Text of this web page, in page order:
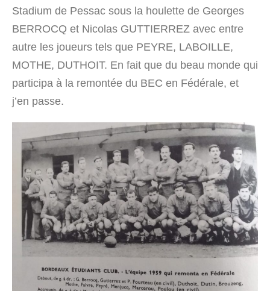
Stadium de Pessac sous la houlette de Georges
BERROCQ et Nicolas GUTTIERREZ avec entre
autre les joueurs tels que PEYRE, LABOILLE,
MOTHE, DUTHOIT. En fait que du beau monde qui
participa à la remontée du BEC en Fédérale, et
j’en passe.